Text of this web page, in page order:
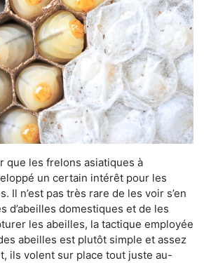
que les frelons asiatiques à
un certain intérêt pour les
Il n’est pas très rare de les voir s’en
d’abeilles domestiques et de les
les abeilles, la tactique employée
abeilles est plutôt simple et assez
ils volent sur place tout juste au-